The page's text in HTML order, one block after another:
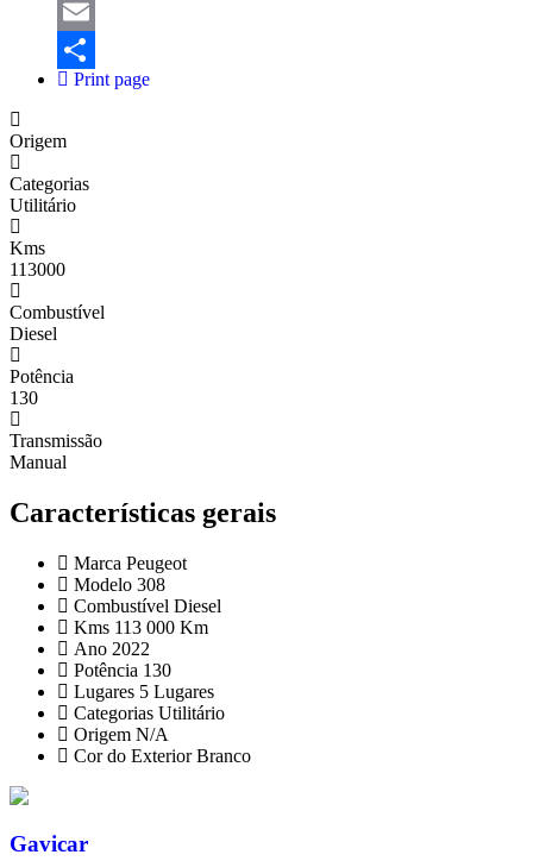
Mastodon
Email
Share
Print page
Origem
Categorias
Utilitário
Kms
113000
Combustível
Diesel
Potência
130
Transmissão
Manual
Características gerais
Marca Peugeot
Modelo 308
Combustível Diesel
Kms 113 000 Km
Ano 2022
Potência 130
Lugares 5 Lugares
Categorias Utilitário
Origem N/A
Cor do ExteriorBranco
Gavicar